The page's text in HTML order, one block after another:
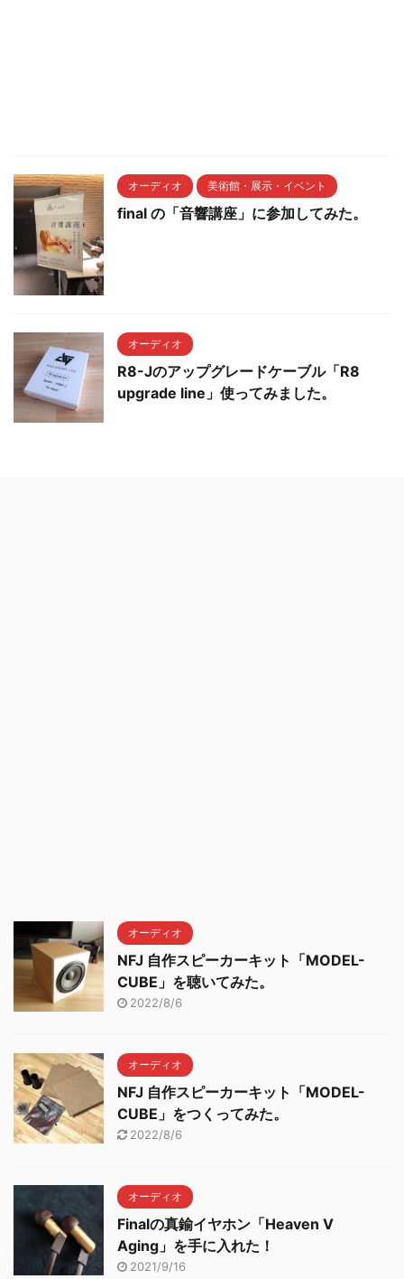
オーディオ 美術館・展示・イベント
final の「音響講座」に参加してみた。
オーディオ
R8-Jのアップグレードケーブル「R8
upgrade line」使ってみました。
オーディオ
NFJ 自作スピーカーキット「MODEL-
CUBE」を聴いてみた。
2022/8/6
オーディオ
NFJ 自作スピーカーキット「MODEL-
CUBE」をつくってみた。
2022/8/6
オーディオ
Finalの真鍮イヤホン「Heaven V
Aging」を手に入れた！
2021/9/16